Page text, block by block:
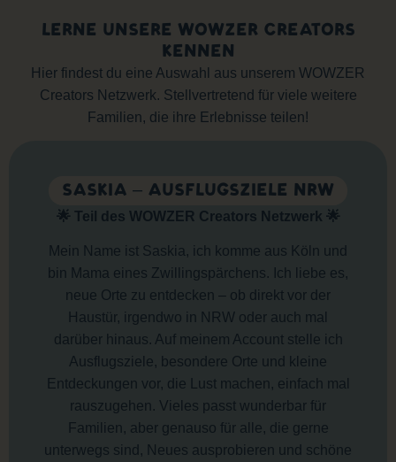
LERNE UNSERE WOWZER CREATORS
KENNEN
Hier findest du eine Auswahl aus unserem WOWZER
Creators Netzwerk. Stellvertretend für viele weitere
Familien, die ihre Erlebnisse teilen!
SASKIA – AUSFLUGSZIELE NRW
🌟 Teil des WOWZER Creators Netzwerk 🌟
Mein Name ist Saskia, ich komme aus Köln und
bin Mama eines Zwillingspärchens. Ich liebe es,
neue Orte zu entdecken – ob direkt vor der
Haustür, irgendwo in NRW oder auch mal
darüber hinaus. Auf meinem Account stelle ich
Ausflugsziele, besondere Orte und kleine
Entdeckungen vor, die Lust machen, einfach mal
rauszugehen. Vieles passt wunderbar für
Familien, aber genauso für alle, die gerne
unterwegs sind, Neues ausprobieren und schöne